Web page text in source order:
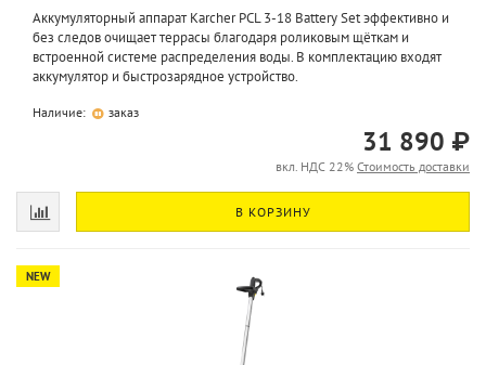
Аккумуляторный аппарат Karcher PCL 3-18 Battery Set эффективно и
без следов очищает террасы благодаря роликовым щёткам и
встроенной системе распределения воды. В комплектацию входят
аккумулятор и быстрозарядное устройство.
Наличие: заказ
31 890 ₽
вкл. НДС 22% Стоимость доставки
В КОРЗИНУ
NEW